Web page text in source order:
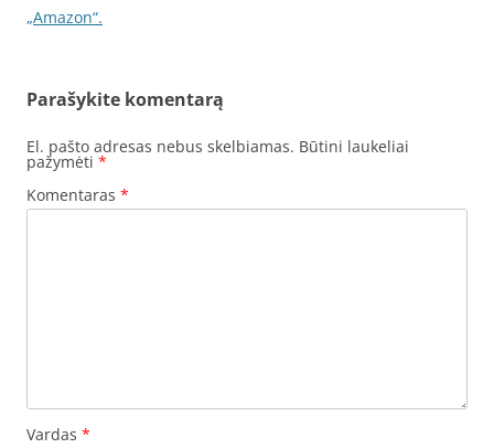
„Amazon“.
Parašykite komentarą
El. pašto adresas nebus skelbiamas. Būtini laukeliai
pažymėti *
Komentaras *
Vardas *